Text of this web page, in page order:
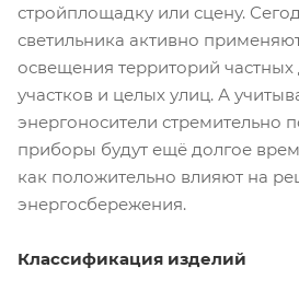
стройплощадку или сцену.
светильника активно
освещения территорий
участков и целых улиц. А
энергоносители стремительно
приборы будут ещё долгое
как положительно влияют на
энергосбережения.
Классификация изделий